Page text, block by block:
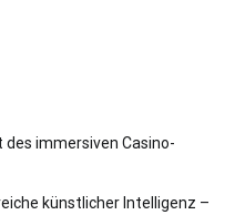
immersiven Casino-
künstlicher Intelligenz –